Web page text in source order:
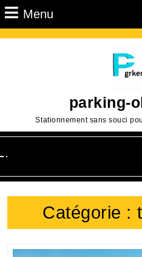
Passer
au
Menu
parking-
Stationnement sans souci
Catégorie :